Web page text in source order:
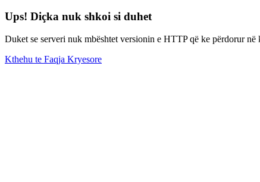
Ups! Diçka nuk shkoi si duhet
Duket se serveri nuk mbështet versionin e HTTP që ke përdorur në
Kthehu te Faqja Kryesore